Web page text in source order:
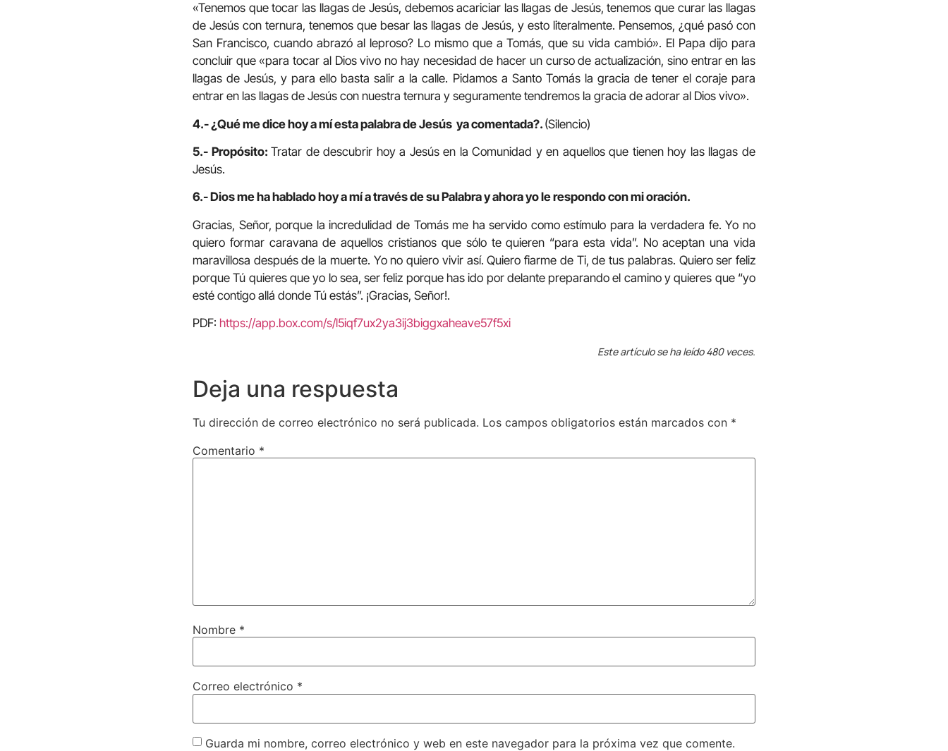
«Tenemos que tocar las llagas de Jesús, debemos acariciar las llagas de Jesús, tenemos que curar las llagas
de Jesús con ternura, tenemos que besar las llagas de Jesús, y esto literalmente. Pensemos, ¿qué pasó con
San Francisco, cuando abrazó al leproso? Lo mismo que a Tomás, que su vida cambió». El Papa dijo para
concluir que «para tocar al Dios vivo no hay necesidad de hacer un curso de actualización, sino entrar en las
llagas de Jesús, y para ello basta salir a la calle. Pidamos a Santo Tomás la gracia de tener el coraje para
entrar en las llagas de Jesús con nuestra ternura y seguramente tendremos la gracia de adorar al Dios vivo».
4.- ¿Qué me dice hoy a mí esta palabra de Jesús ya comentada?. (Silencio)
5.- Propósito:Tratar de descubrir hoy a Jesús en la Comunidad y en aquellos que tienen hoy las llagas de
Jesús.
6.- Dios me ha hablado hoy a mí a través de su Palabra y ahora yo le respondo con mi oración.
Gracias, Señor, porque la incredulidad de Tomás me ha servido como estímulo para la verdadera fe. Yo no
quiero formar caravana de aquellos cristianos que sólo te quieren “para esta vida”. No aceptan una vida
maravillosa después de la muerte. Yo no quiero vivir así. Quiero fiarme de Ti, de tus palabras. Quiero ser feliz
porque Tú quieres que yo lo sea, ser feliz porque has ido por delante preparando el camino y quieres que “yo
esté contigo allá donde Tú estás”. ¡Gracias, Señor!.
PDF: https://app.box.com/s/l5iqf7ux2ya3ij3biggxaheave57f5xi
Este artículo se ha leído 480 veces.
Deja una respuesta
Tu dirección de correo electrónico no será publicada. Los campos obligatorios están marcados con *
Comentario *
Nombre *
Correo electrónico *
Guarda mi nombre, correo electrónico y web en este navegador para la próxima vez que comente.